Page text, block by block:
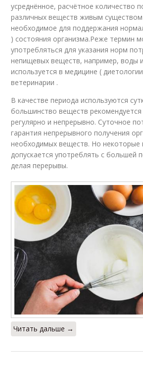
усреднённое, расчётное количество
различных веществ живым существом
необходимое для поддержания
) состояния организма.Реже термин
употребляться для указания норм
непищевых веществ, например, воды
используется в медицине (
ветеринарии .
В качестве периода используются
большинство веществ
регулярно и непрерывно. Суточное
гарантия непрерывного получения
необходимых веществ. Но некоторые
допускается употреблять с большей
делая перерывы.
Читать дальше →